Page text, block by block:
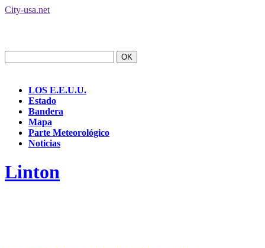
City-usa.net
LOS E.E.U.U.
Estado
Bandera
Mapa
Parte Meteorológico
Noticias
Linton